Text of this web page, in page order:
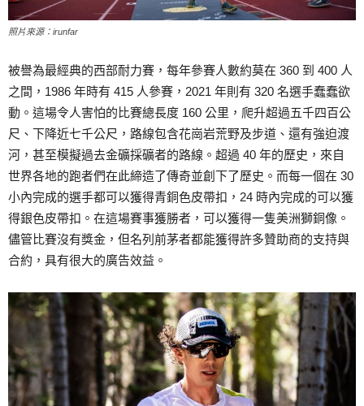
照片來源：irunfar
被譽為最經典的西部耐力賽，每年參賽人數約莫在 360 到 400 人
之間，1986 年時有 415 人參賽，2021 年則有 320 名選手蠢蠢欲
動。這場令人害怕的比賽總長度 160 公里，爬升超過五千四百公
尺、下降近七千公尺，路線包含花崗岩荒野及步道、還有強迫渡
河，甚至模擬過去金礦採礦者的路線。超過 40 年的歷史，來自
世界各地的跑者們在此締造了傳奇並創下了歷史。而每一個在 30
小內完成的選手都可以獲得青銅色皮帶扣，24 時內完成的可以獲
得銀色皮帶扣。在這場賽事獲勝者，可以獲得一隻美洲獅銅像。
儘管比賽沒有獎金，但名列前茅者都能獲得許多贊助商的支持與
合約，具有很大的廣告效益。